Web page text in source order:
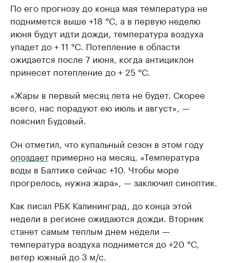
По его прогнозу до конца мая температура не
поднимется выше +18 °C, а в первую неделю
июня будут идти дожди, температура воздуха
упадет до + 11 °C. Потепление в области
ожидается после 7 июня, когда антициклон
принесет потепление до + 25 °C.
«Жары в первый месяц лета не будет. Скорее
всего, нас порадуют ею июль и август», —
пояснил Будовый.
Он отметил, что купальный сезон в этом году
опоздает примерно на месяц. «Температура
воды в Балтике сейчас +10. Чтобы море
прогрелось, нужна жара», — заключил синоптик.
Как писал РБК Калининград, до конца этой
недели в регионе ожидаются дожди. Вторник
станет самым теплым днем недели —
температура воздуха поднимется до +20 °C,
ветер южный до 3 м/с.